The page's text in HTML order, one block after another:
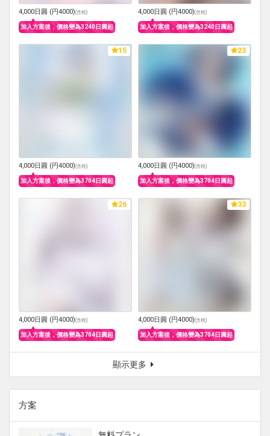
4,000日圓 (円4000)(含稅)
加入方案後，價格變為3240日圓起
4,000日圓 (円4000)(含稅)
加入方案後，價格變為3240日圓起
15
4,000日圓 (円4000)(含稅)
加入方案後，價格變為3704日圓起
23
4,000日圓 (円4000)(含稅)
加入方案後，價格變為3704日圓起
26
4,000日圓 (円4000)(含稅)
加入方案後，價格變為3704日圓起
33
4,000日圓 (円4000)(含稅)
加入方案後，價格變為3704日圓起
顯示更多
方案